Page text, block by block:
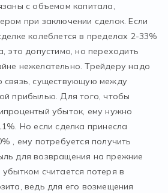
с объемом капитала,
при заключении сделок. Если
колеблется в пределах 2-33%
это допустимо, но переходить
нежелательно. Трейдеру надо
связь, существующую между
прибылью. Для того, чтобы
убыток, ему нужно
Но если сделка принесла
, ему потребуется получить
для возвращения на прежние
считается потеря в
ведь для его возмещения